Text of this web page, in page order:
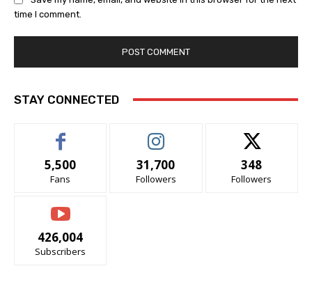
time I comment.
STAY CONNECTED
5,500
Fans
31,700
Followers
348
Followers
426,004
Subscribers